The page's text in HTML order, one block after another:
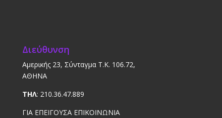
Διεύθυνση
Αμερικής 23, Σύνταγμα Τ.Κ. 106.72,
ΑΘΗΝΑ
ΤΗΛ: 210.36.47.889
ΓΙΑ ΕΠΕΙΓΟΥΣΑ ΕΠΙΚΟΙΝΩΝΙΑ